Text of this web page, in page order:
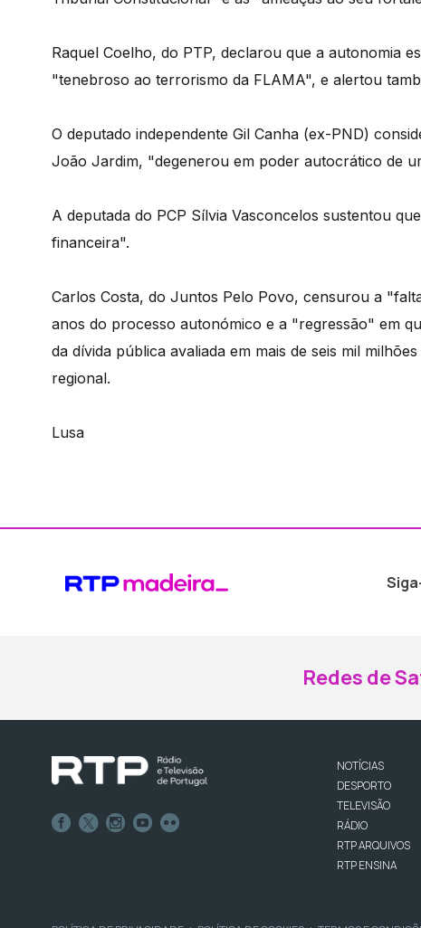
Raquel Coelho, do PTP, declarou que a autonomia
"tenebroso ao terrorismo da FLAMA", e alertou
O deputado independente Gil Canha (ex-PND)
João Jardim, "degenerou em poder autocrático de
A deputada do PCP Sílvia Vasconcelos sustentou
financeira".
Carlos Costa, do Juntos Pelo Povo, censurou a
anos do processo autonómico e a "regressão" em
da dívida pública avaliada em mais de seis mil
regional.
Lusa
Redes de
NOTÍCIAS
DESPORTO
TELEVISÃO
RÁDIO
RTP ARQUIVOS
RTP ENSINA